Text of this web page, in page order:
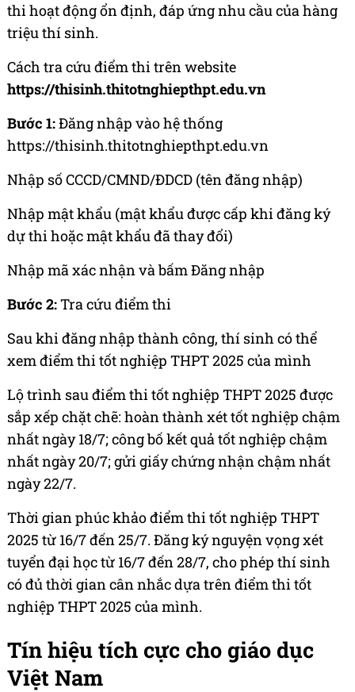
thi hoạt động ổn định, đáp ứng nhu cầu của hàng
triệu thí sinh.
Cách tra cứu điểm thi trên website
https://thisinh.thitotnghiepthpt.edu.vn
Bước 1:Đăng nhập vào hệ thống
https://thisinh.thitotnghiepthpt.edu.vn
Nhập số CCCD/CMND/ĐDCD (tên đăng nhập)
Nhập mật khẩu (mật khẩu được cấp khi đăng ký
dự thi hoặc mật khẩu đã thay đổi)
Nhập mã xác nhận và bấm Đăng nhập
Bước 2:Tra cứu điểm thi
Sau khi đăng nhập thành công, thí sinh có thể
xem điểm thi tốt nghiệp THPT 2025 của mình
Lộ trình sau điểm thi tốt nghiệp THPT 2025 được
sắp xếp chặt chẽ: hoàn thành xét tốt nghiệp chậm
nhất ngày 18/7; công bố kết quả tốt nghiệp chậm
nhất ngày 20/7; gửi giấy chứng nhận chậm nhất
ngày 22/7.
Thời gian phúc khảo điểm thi tốt nghiệp THPT
2025 từ 16/7 đến 25/7. Đăng ký nguyện vọng xét
tuyển đại học từ 16/7 đến 28/7, cho phép thí sinh
có đủ thời gian cân nhắc dựa trên điểm thi tốt
nghiệp THPT 2025 của mình.
Tín hiệu tích cực cho giáo dục
Việt Nam